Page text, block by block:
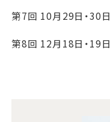
第7回 10月29日・30日
第8回 12月18日・19日